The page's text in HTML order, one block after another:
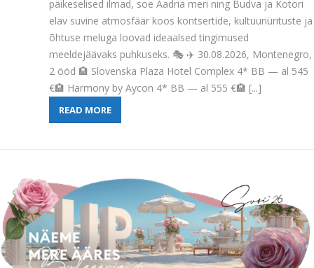
päikeselised ilmad, soe Aadria meri ning Budva ja Kotori
elav suvine atmosfäär koos kontsertide, kultuuriürituste ja
õhtuse meluga loovad ideaalsed tingimused
meeldejäävaks puhkuseks. 🎭 ✈️ 30.08.2026, Montenegro,
2 ööd 🏨 Slovenska Plaza Hotel Complex 4* BB — al 545
€🏨 Harmony by Aycon 4* BB — al 555 €🏨 [...]
READ MORE